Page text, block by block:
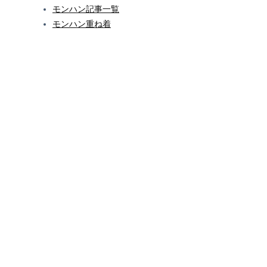
モンハン記事一覧
モンハン重ね着